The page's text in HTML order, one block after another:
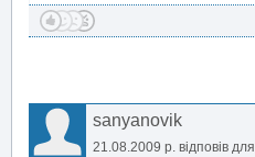
sanyanovik
21.08.2009 р. відповів для